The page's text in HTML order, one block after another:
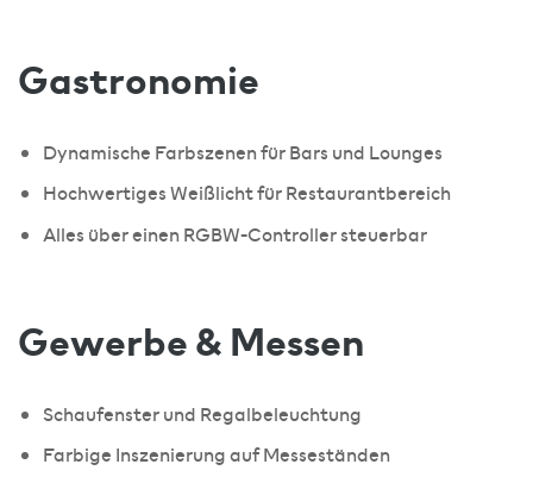
Gastronomie
Dynamische Farbszenen für Bars und Lounges
Hochwertiges Weißlicht für Restaurantbereich
Alles über einen RGBW-Controller steuerbar
Gewerbe & Messen
Schaufenster und Regalbeleuchtung
Farbige Inszenierung auf Messeständen